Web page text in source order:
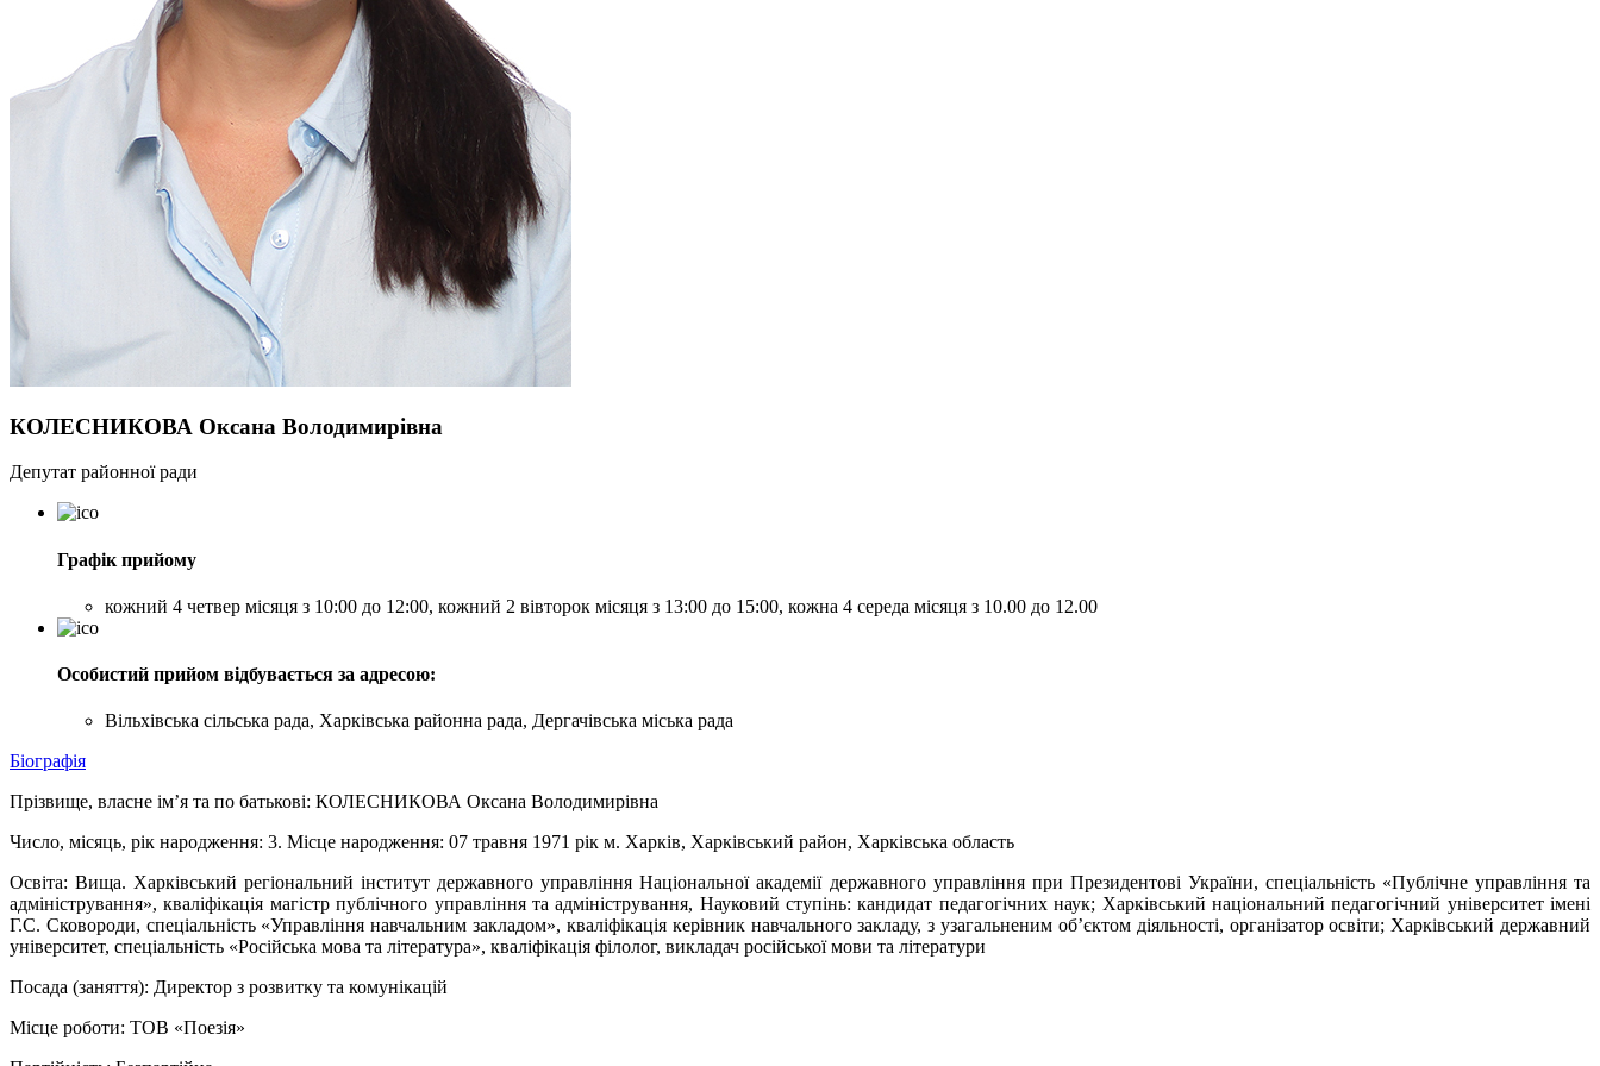
КОЛЕСНИКОВА Оксана Володимирівна
Депутат районної ради
Графік прийому
кожний 4 четвер місяця з 10:00 до 12:00, кожний 2 вівторок місяця з 13:00 до 15:00, кожна 4 середа місяця з 10.00 до 12.00
Особистий прийом відбувається за адресою:
Вільхівська сільська рада, Харківська районна рада, Дергачівська міська рада
Біографія
Прізвище, власне ім’я та по батькові: КОЛЕСНИКОВА Оксана Володимирівна
Число, місяць, рік народження: 3. Місце народження: 07 травня 1971 рік м. Харків, Харківський район, Харківська область
Освіта: Вища. Харківський регіональний інститут державного управління Національної академії державного управління при Президентові України, спеціальність «Публічне управління та
адміністрування», кваліфікація магістр публічного управління та адміністрування, Науковий ступінь: кандидат педагогічних наук; Харківський національний педагогічний університет імені
Г.С. Сковороди, спеціальність «Управління навчальним закладом», кваліфікація керівник навчального закладу, з узагальненим об’єктом діяльності, організатор освіти; Харківський державний
університет, спеціальність «Російська мова та література», кваліфікація філолог, викладач російської мови та літератури
Посада (заняття): Директор з розвитку та комунікацій
Місце роботи: ТОВ «Поезія»